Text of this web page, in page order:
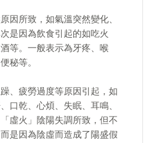
因所致，如氣溫突然變化、
是因為飲食引起的如吃火
等。一般表示為牙疼、喉
秘等。
、疲勞過度等原因引起，如
口乾、心煩、失眠、耳鳴、
虛火」陰陽失調所致，但不
是因為陰虛而造成了陽盛假